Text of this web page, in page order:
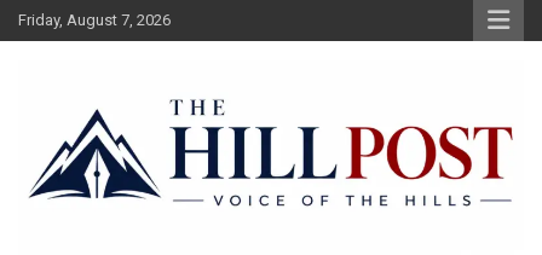
Skip
to
Friday, August 7, 2026